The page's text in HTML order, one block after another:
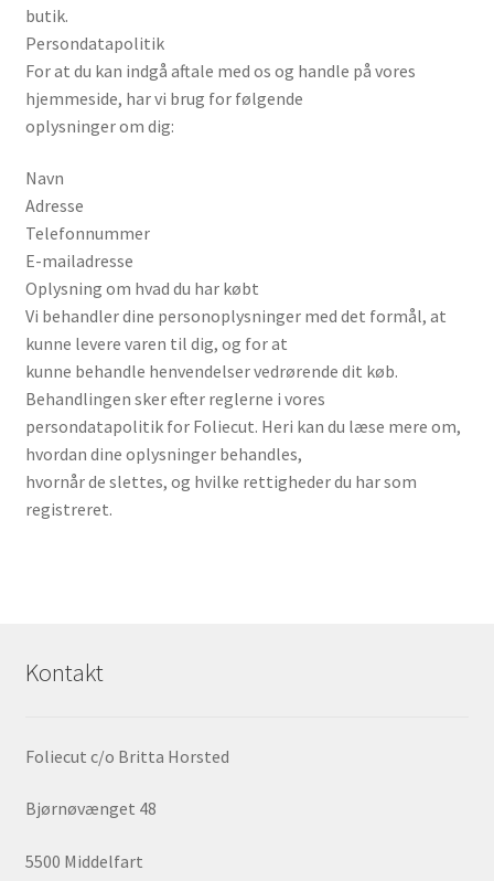
butik.
Persondatapolitik
For at du kan indgå aftale med os og handle på vores
hjemmeside, har vi brug for følgende
oplysninger om dig:
Navn
Adresse
Telefonnummer
E-mailadresse
Oplysning om hvad du har købt
Vi behandler dine personoplysninger med det formål, at
kunne levere varen til dig, og for at
kunne behandle henvendelser vedrørende dit køb.
Behandlingen sker efter reglerne i vores
persondatapolitik for Foliecut. Heri kan du læse mere om,
hvordan dine oplysninger behandles,
hvornår de slettes, og hvilke rettigheder du har som
registreret.
Kontakt
Foliecut c/o Britta Horsted
Bjørnøvænget 48
5500 Middelfart